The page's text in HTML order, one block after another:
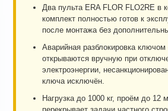
Два пульта ERA FLOR FLO2RE в
комплект полностью готов к
после монтажа без
Аварийная разблокировка
открываются вручную при
электроэнергии,
ключа исключён.
Нагрузка до 1000 кг, проём до 12